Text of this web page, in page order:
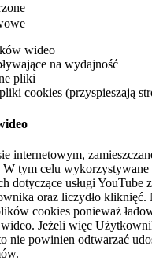
wideo
na wydajność
pliki
cookies (przyspieszają
internetowym,
W tym celu
dotyczące usługi YouTube
oraz liczydło kliknięć.
cookies ponieważ
Jeżeli więc
nie powinien odtwarzać